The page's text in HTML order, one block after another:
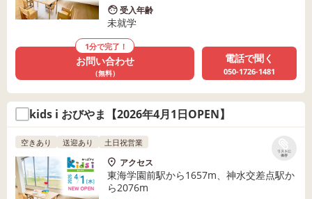
受入年齢
未就学
1分で完了！
お問い合わせ
（無料）
電話で聞く
050-1726-1481
kids i おびやま【2026年4月1日OPEN】
リストに
保存
空きあり 送迎あり 土日祝営業
アクセス
東海学園前駅から1657m、神水交差点駅か
ら2076m